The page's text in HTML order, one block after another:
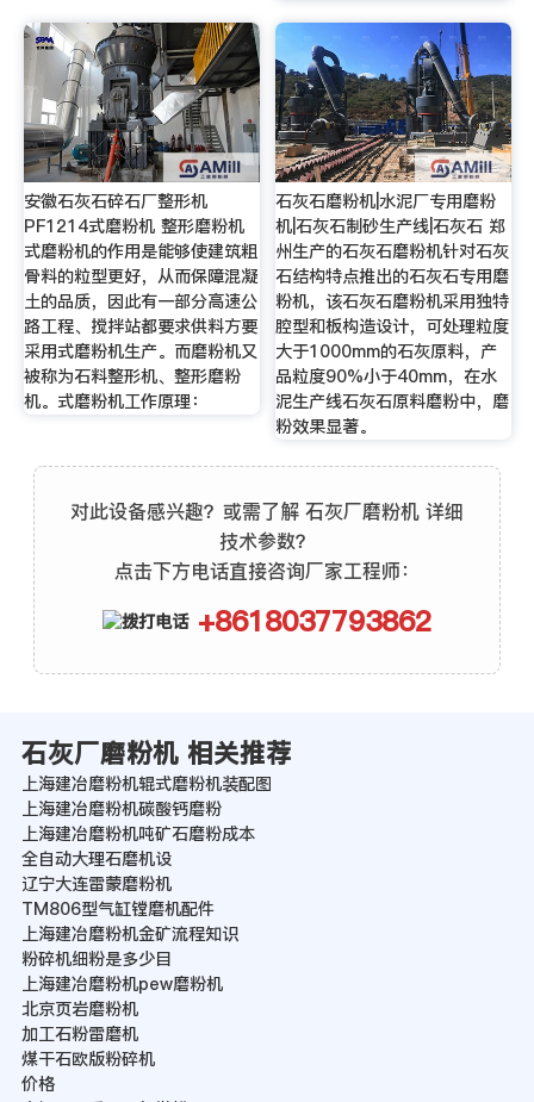
安徽石灰石碎石厂整形机
PF1214式磨粉机 整形磨粉机
式磨粉机的作用是能够使建筑粗
骨料的粒型更好，从而保障混凝
土的品质，因此有一部分高速公
路工程、搅拌站都要求供料方要
采用式磨粉机生产。而磨粉机又
被称为石料整形机、整形磨粉
机。式磨粉机工作原理：
石灰石磨粉机|水泥厂专用磨粉
机|石灰石制砂生产线|石灰石 郑
州生产的石灰石磨粉机针对石灰
石结构特点推出的石灰石专用磨
粉机，该石灰石磨粉机采用独特
腔型和板构造设计，可处理粒度
大于1000mm的石灰原料，产
品粒度90%小于40mm，在水
泥生产线石灰石原料磨粉中，磨
粉效果显著。
对此设备感兴趣？或需了解 石灰厂磨粉机 详细
技术参数？
点击下方电话直接咨询厂家工程师：
+8618037793862
石灰厂磨粉机 相关推荐
上海建冶磨粉机辊式磨粉机装配图
上海建冶磨粉机碳酸钙磨粉
上海建冶磨粉机吨矿石磨粉成本
全自动大理石磨机设
辽宁大连雷蒙磨粉机
TM806型气缸镗磨机配件
上海建冶磨粉机金矿流程知识
粉碎机细粉是多少目
上海建冶磨粉机pew磨粉机
北京页岩磨粉机
加工石粉雷磨机
煤干石欧版粉碎机
价格